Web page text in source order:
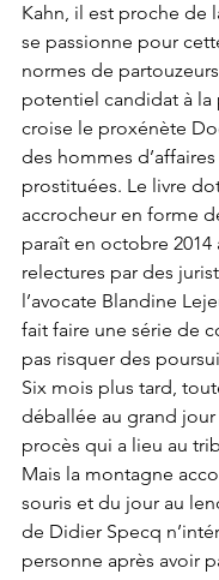
Kahn, il est proche de
se passionne pour
normes de
potentiel candidat à la
croise le proxénète
des hommes
prostituées. Le livre
accrocheur en forme
paraît en octobre 2014
relectures par des
l’avocate Blandine
fait faire une série de
pas risquer des
Six mois plus tard,
déballée au grand jour
procès qui a lieu au
Mais la montagne
souris et du jour au
de Didier Specq
personne après avoir